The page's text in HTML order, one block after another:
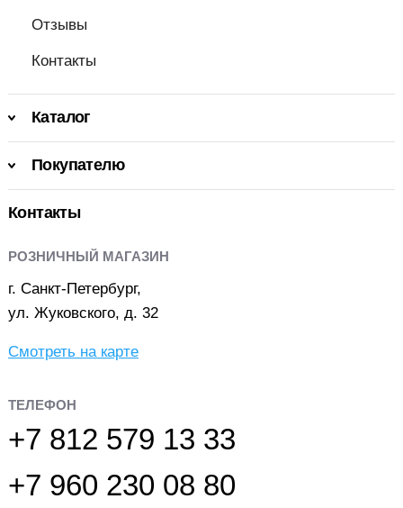
Отзывы
Контакты
Каталог
Покупателю
Контакты
РОЗНИЧНЫЙ МАГАЗИН
г. Санкт-Петербург,
ул. Жуковского, д. 32
Смотреть на карте
ТЕЛЕФОН
+7 812 579 13 33
+7 960 230 08 80